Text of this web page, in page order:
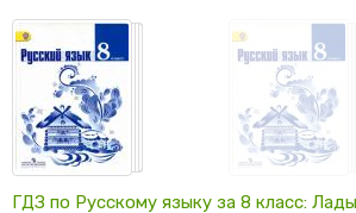
ГДЗ по Русскому языку за 8 класс: